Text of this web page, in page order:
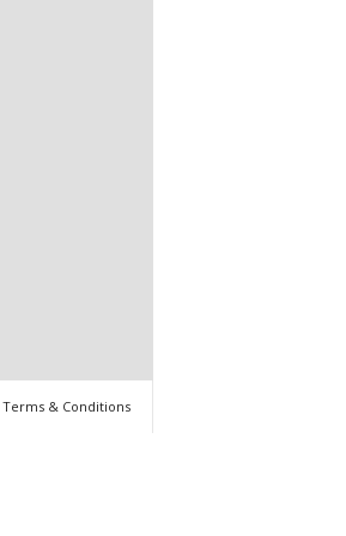
Terms & Conditions